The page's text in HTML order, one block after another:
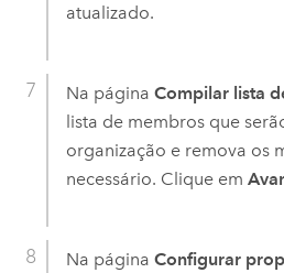
atualizado.
Na página Compilar lista
lista de membros que
organização e remova os
necessário. Clique em
Na página Configurar